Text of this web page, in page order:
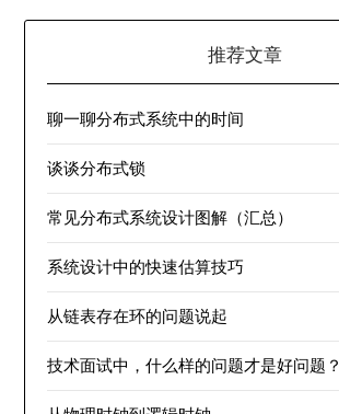
推荐文章
聊一聊分布式系统中的时间
谈谈分布式锁
常见分布式系统设计图解（汇总）
系统设计中的快速估算技巧
从链表存在环的问题说起
技术面试中，什么样的问题才是好问题？